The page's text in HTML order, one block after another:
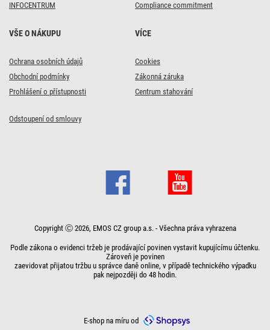
INFOCENTRUM
Compliance commitment
VŠE O NÁKUPU
Ochrana osobních údajů
Obchodní podmínky
Prohlášení o přístupnosti
VÍCE
Cookies
Zákonná záruka
Centrum stahování
Odstoupení od smlouvy
Copyright Ⓒ 2026, EMOS CZ group a.s. - Všechna práva vyhrazena
Podle zákona o evidenci tržeb je prodávající povinen vystavit kupujícímu účtenku.
Zároveň je povinen
zaevidovat přijatou tržbu u správce daně online, v případě technického výpadku
pak nejpozději do 48 hodin.
E-shop na míru od